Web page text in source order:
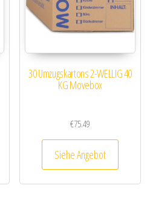
30 Umzugskartons 2-WELLIG 40
KG Movebox
€75.49
Siehe Angebot